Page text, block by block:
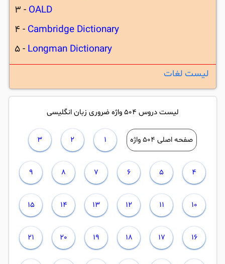
3 - OALD
4 - Cambridge Dictionary
5 - Longman Dictionary
لیست لغات
لیست دروس 504 واژه ضروری زبان انگلیسی
صفحه اصلی 504 واژه 1
2
3
4
5
6
7
8
9
10
11
12
13
14
15
16
17
18
19
20
21